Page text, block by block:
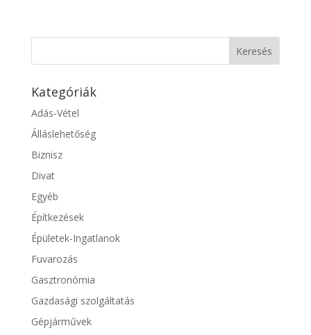
Kategóriák
Adás-Vétel
Álláslehetőség
Biznisz
Divat
Egyéb
Építkezések
Épületek-Ingatlanok
Fuvarozás
Gasztronómia
Gazdasági szolgáltatás
Gépjárművek